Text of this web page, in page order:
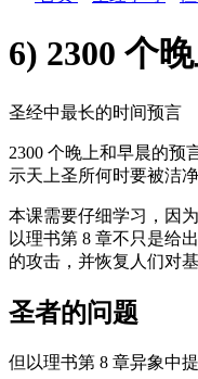
6) 2300 个
圣经中最长的时间预言
2300 个晚上和早晨的预
示天上圣所何时要被洁
本课需要仔细学习，因
以理书第 8 章不只是给
的攻击，并恢复人们对
圣者的问题
但以理书第 8 章异象中